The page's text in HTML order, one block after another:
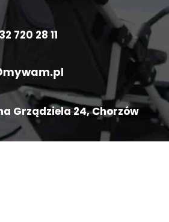
720 28 11
Grządziela 24, Chorzów